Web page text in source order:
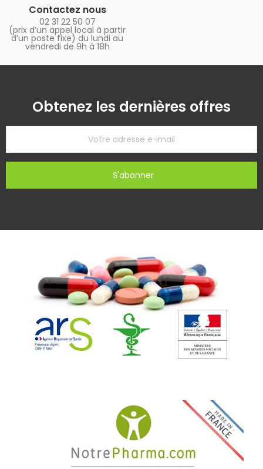
Contactez nous
02 31 22 50 07
(prix d’un appel local à partir
d’un poste fixe) du lundi au
vendredi de 9h à 18h
Obtenez les dernières offres
S'abonner